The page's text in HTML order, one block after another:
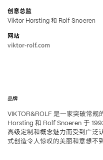
创意总监
Viktor Horsting和 Rolf Snoeren
网站
viktor-rolf.com
品牌
VIKTOR&ROLF 是一家突破常规
Horsting 和 Rolf Snoeren 于
高级定制和概念魅力而受到广泛
式创造令人惊叹的美丽和意想不